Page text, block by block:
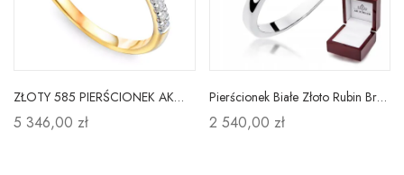
ZŁOTY 585 PIERŚCIONEK AKWAMARYN DIAMENTY GRAWER
5 346,00 zł
Pierścionek Białe Złoto Rubin Brylanty na Prezent
2 540,00 zł